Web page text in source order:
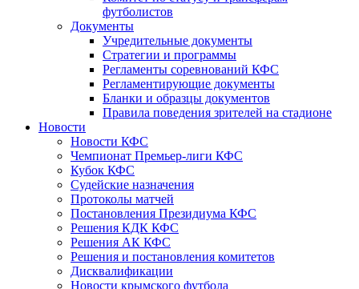
футболистов
Документы
Учредительные документы
Стратегии и программы
Регламенты соревнований КФС
Регламентирующие документы
Бланки и образцы документов
Правила поведения зрителей на стадионе
Новости
Новости КФС
Чемпионат Премьер-лиги КФС
Кубок КФС
Судейские назначения
Протоколы матчей
Постановления Президиума КФС
Решения КДК КФС
Решения АК КФС
Решения и постановления комитетов
Дисквалификации
Новости крымского футбола